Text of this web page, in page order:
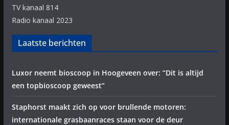
TV kanaal 814
Radio kanaal 2023
Laatste berichten
Luxor neemt bioscoop in Hoogeveen over: “Dit is altijd
een topbioscoop geweest”
Staphorst maakt zich op voor brullende motoren:
internationale grasbaanraces staan voor de deur